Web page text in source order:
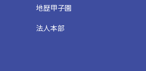
地歴甲子園
法人本部